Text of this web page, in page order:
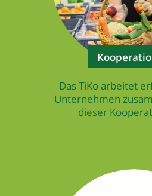
Das TiKo arbeitet
Unternehmen
dieser